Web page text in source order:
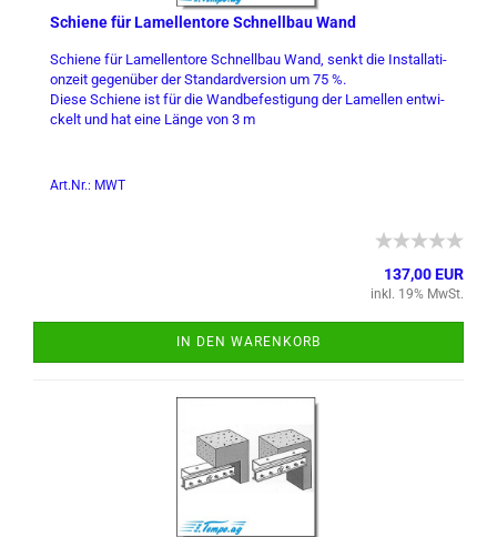
Schie­ne für La­mel­len­to­re Schnell­bau Wand
Schie­ne für La­mel­len­to­re Schnell­bau Wand, senkt die In­stal­la­ti­
on­zeit ge­gen­über der Stan­dard­ver­si­on um 75 %.
Diese Schie­ne ist für die Wand­be­fes­ti­gung der La­mel­len ent­wi­
ckelt und hat eine Länge von 3 m
Art.Nr.: MWT
137,00 EUR
inkl. 19% MwSt.
IN DEN WARENKORB